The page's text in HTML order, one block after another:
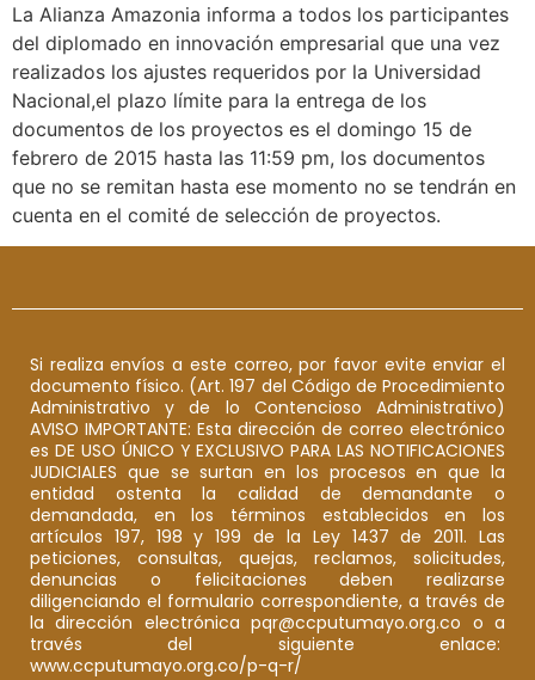
La Alianza Amazonia informa a todos los participantes
del diplomado en innovación empresarial que una vez
realizados los ajustes requeridos por la Universidad
Nacional,el plazo límite para la entrega de los
documentos de los proyectos es el domingo 15 de
febrero de 2015 hasta las 11:59 pm, los documentos
que no se remitan hasta ese momento no se tendrán en
cuenta en el comité de selección de proyectos.
Si realiza envíos a este correo, por favor evite enviar el
documento físico. (Art. 197 del Código de Procedimiento
Administrativo y de lo Contencioso Administrativo)
AVISO IMPORTANTE: Esta dirección de correo electrónico
es DE USO ÚNICO Y EXCLUSIVO PARA LAS NOTIFICACIONES
JUDICIALES que se surtan en los procesos en que la
entidad ostenta la calidad de demandante o
demandada, en los términos establecidos en los
artículos 197, 198 y 199 de la Ley 1437 de 2011. Las
peticiones, consultas, quejas, reclamos, solicitudes,
denuncias o felicitaciones deben realizarse
diligenciando el formulario correspondiente, a través de
la dirección electrónica pqr@ccputumayo.org.co o a
través del siguiente enlace:
www.ccputumayo.org.co/p-q-r/